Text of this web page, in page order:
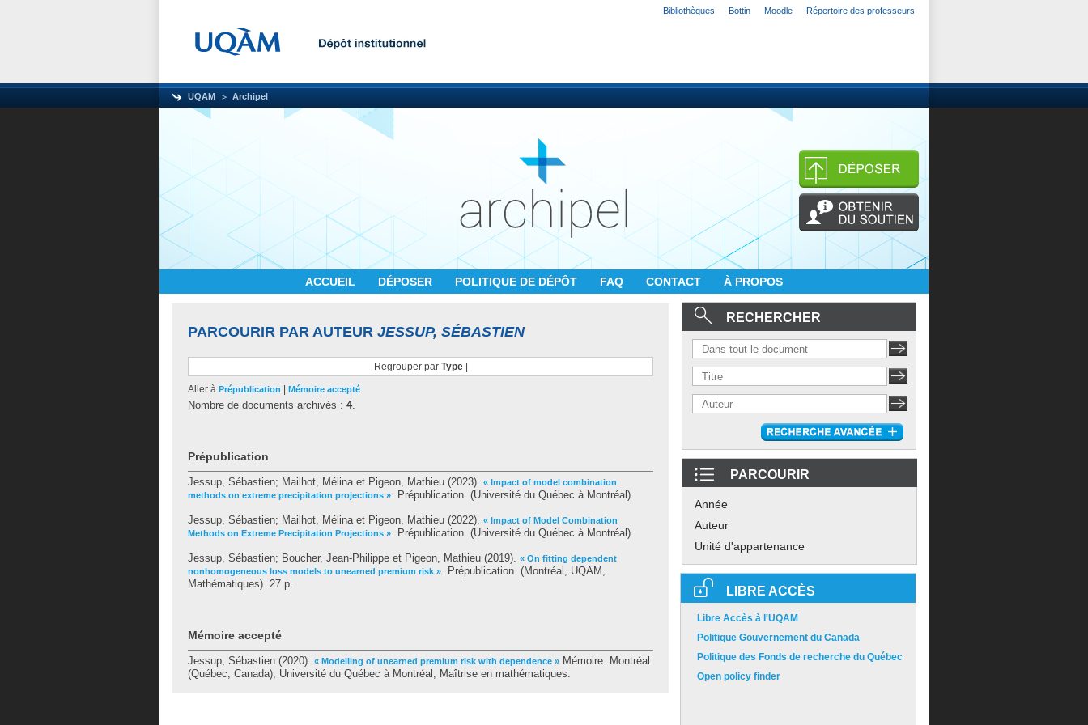
Bibliothèques Bottin Moodle Répertoire des professeurs
UQAM Archipel
ACCUEIL DÉPOSER POLITIQUE DE DÉPÔT FAQ CONTACT À PROPOS
PARCOURIR PAR AUTEUR JESSUP, SÉBASTIEN
Regrouper par Type|
Aller à Prépublication Mémoire accepté
Nombre de documents archivés : 4.
Prépublication
Jessup, Sébastien; Mailhot, Mélinaet Pigeon, Mathieu (2023). « Impact of model combination
methods on extreme precipitation projections ». Prépublication. (Université du Québec à Montréal).
Jessup, Sébastien; Mailhot, Mélinaet Pigeon, Mathieu (2022). « Impact of Model Combination
Methods on Extreme Precipitation Projections ». Prépublication. (Université du Québec à Montréal).
Jessup, Sébastien; Boucher, Jean-Philippe et Pigeon, Mathieu (2019). « On fitting dependent
nonhomogeneous loss models to unearned premium risk ». Prépublication. (Montréal, UQAM,
Mathématiques). 27 p.
Mémoire accepté
Jessup, Sébastien (2020). « Modelling of unearned premium risk with dependence » Mémoire. Montréal
(Québec, Canada), Université du Québec à Montréal, Maîtrise en mathématiques.
RECHERCHER
PARCOURIR
Année
Auteur
Unité d'appartenance
LIBRE ACCÈS
Libre Accès à l'UQAM
Politique Gouvernement du Canada
Politique des Fonds de recherche du Québec
Open policy finder